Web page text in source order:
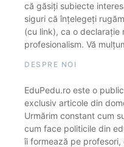
că găsiți subiecte
siguri că înțelegeți
(cu link), ca o
profesionalism. Vă
DESPRE NOI
EduPedu.ro este o
exclusiv articole din
Urmărim constant cum
cum face politicile din
îi formează pe